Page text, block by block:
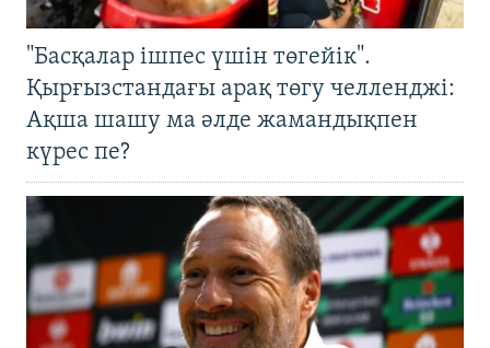
"Басқалар ішпес үшін төгейік".
Қырғызстандағы арақ төгу челленджі:
Ақша шашу ма әлде жамандықпен
күрес пе?